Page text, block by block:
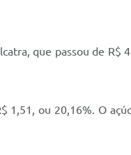
que passou de R$
ou 20,16%. O